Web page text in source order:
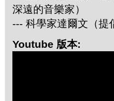
深遠的音樂家）
--- 科學家達爾文（提
Youtube 版本: